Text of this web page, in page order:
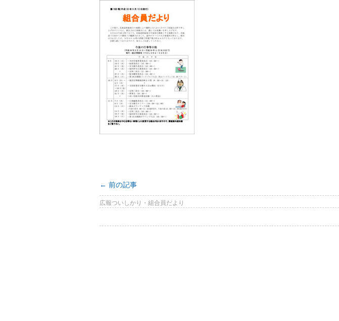
← 前の記事
広報ついしかり・組合員だより